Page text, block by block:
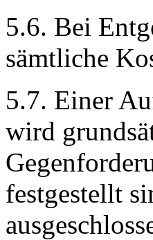
5.6. Bei
sämtliche
5.7. Einer
wird
festgestellt